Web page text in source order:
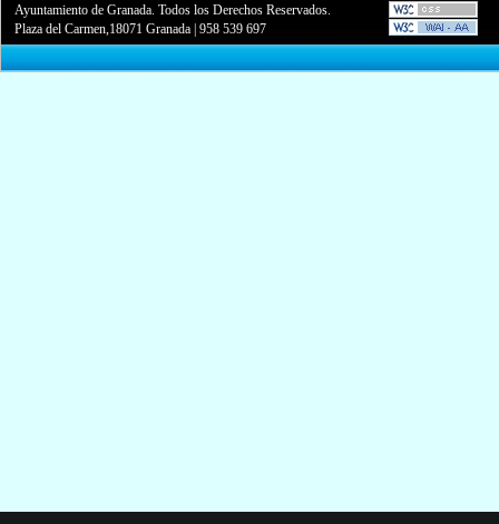
Ayuntamiento de Granada. Todos los Derechos Reservados.
Plaza del Carmen,18071 Granada |958 539 697